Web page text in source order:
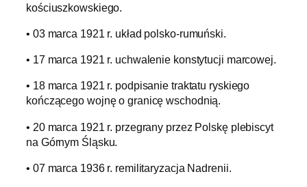
kościuszkowskiego.
• 03 marca 1921 r. układ polsko-rumuński.
• 17 marca 1921 r. uchwalenie konstytucji marcowej.
• 18 marca 1921 r. podpisanie traktatu ryskiego
kończącego wojnę o granicę wschodnią.
• 20 marca 1921 r. przegrany przez Polskę plebiscyt
na Górnym Śląsku.
• 07 marca 1936 r. remilitaryzacja Nadrenii.